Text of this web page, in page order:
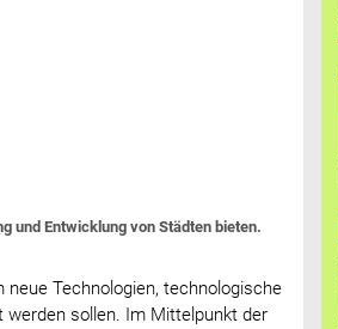
und Entwicklung von Städten bieten.
neue Technologien, technologische
werden sollen. Im Mittelpunkt der